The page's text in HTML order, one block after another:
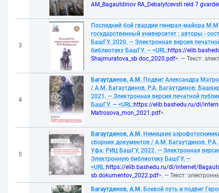
AM_Bagautdinov RA_Debalytcevsti reid 7
3
Последний бой гвардии генерал-майора
государственный университет ; авторы -
БашГУ, 2020. — Электронная версия
библиотеку БашГУ. — <URL:https://
Shajmuratova_sb doc_2020.pdf>. — Текст:
4
Багаутдинов, А.М. Подвиг Александра
/ А.М. Багаутдинов, Р.А. Багаутдинов;
2021. — Электронная версия печатной
БашГУ. — <URL:https://elib.bashedu.ru/dl/
Matrosova_mon_2021.pdf>.
5
Багаутдинов, А.М. Немецкие
сборник документов / А.М. Багаутдинов,
Уфа: РИЦ БашГУ, 2022. — Электронная
Электронную библиотеку БашГУ. —
<URL:https://elib.bashedu.ru/dl/internet/
sb.dokumentov_2022.pdf>. — Текст:
Багаутдинов, А.М. Боевой путь и подвиг